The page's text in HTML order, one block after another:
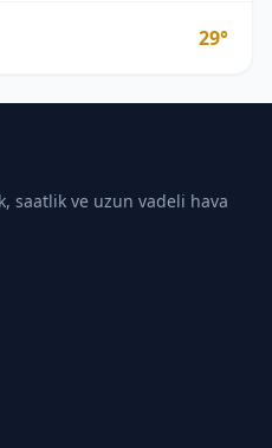
29°
saatlik ve uzun vadeli hava